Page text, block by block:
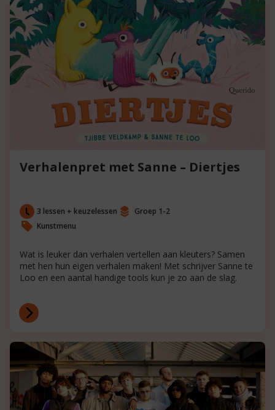
Verhalenpret met Sanne – Diertjes
3 lessen + keuzelessen
Groep 1-2
Kunstmenu
Wat is leuker dan verhalen vertellen aan kleuters? Samen
met hen hun eigen verhalen maken! Met schrijver Sanne te
Loo en een aantal handige tools kun je zo aan de slag.